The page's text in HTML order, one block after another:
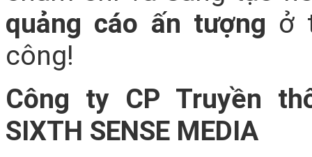
quảng cáo ấn tượng ở
công!
Công ty CP Truyền
SIXTH SENSE MEDIA